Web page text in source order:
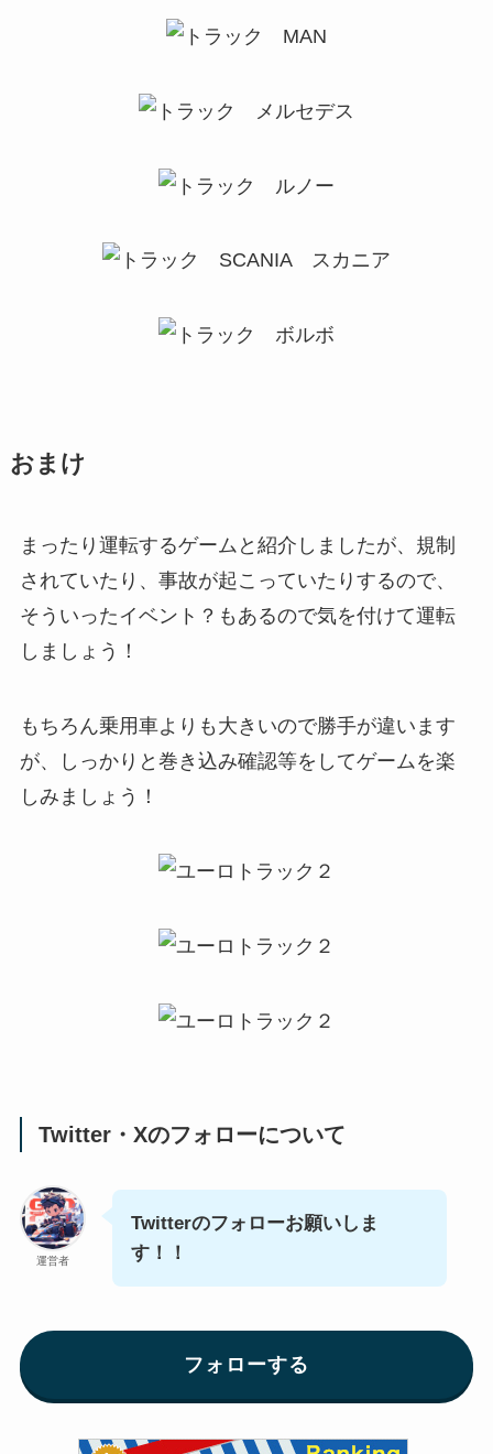
おまけ
まったり運転するゲームと紹介しましたが、規制
されていたり、事故が起こっていたりするので、
そういったイベント？もあるので気を付けて運転
しましょう！
もちろん乗用車よりも大きいので勝手が違います
が、しっかりと巻き込み確認等をしてゲームを楽
しみましょう！
Twitter・Xのフォローについて
運営者
Twitterのフォローお願いしま
す！！
フォローする